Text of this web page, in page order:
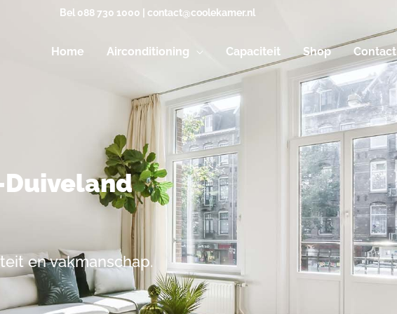
Bel 088 730 1000 | contact@coolekamer.nl
Home Airconditioning Capaciteit Shop Contact
Duiveland
en vakmanschap.